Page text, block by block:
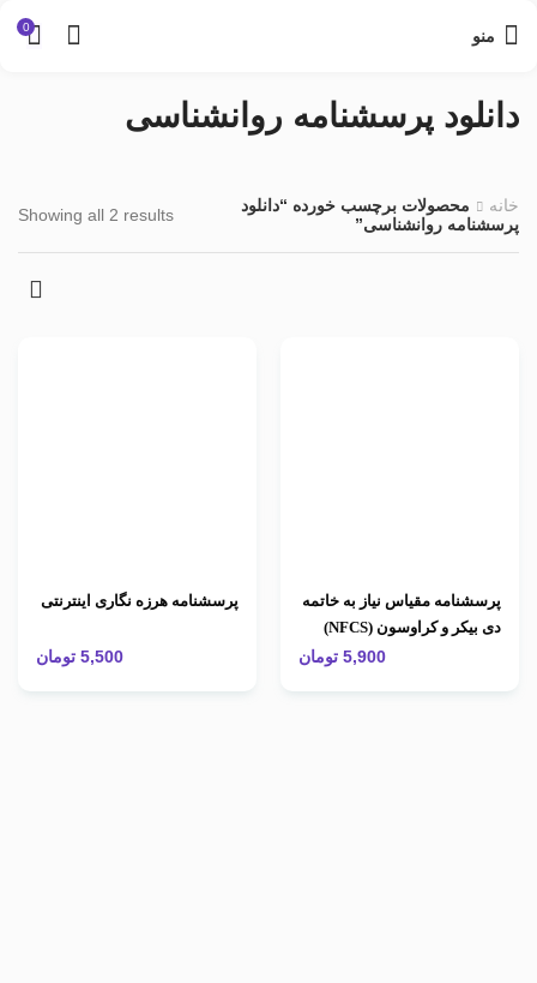
منو 0
دانلود پرسشنامه روانشناسی
خانه
محصولات برچسب خورده “دانلود
پرسشنامه روانشناسی”
Showing all 2 results
پرسشنامه مقیاس نیاز به خاتمه
دی بیكر و كراوسون (NFCS)
5,900 تومان
پرسشنامه هرزه نگاری اینترنتی
5,500 تومان